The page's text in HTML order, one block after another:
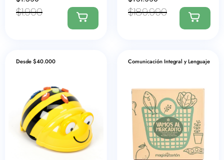
$1.990 $189.990
Desde $40.000 Comunicación Integral y Lenguaje